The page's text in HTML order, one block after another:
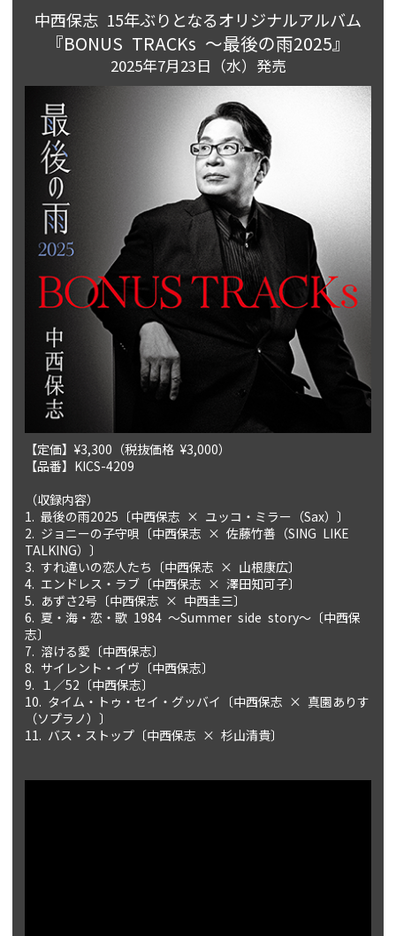
中西保志 15年ぶりとなるオリジナルアルバム
『BONUS TRACKs ～最後の雨2025』
2025年7月23日（水）発売
【定価】¥3,300（税抜価格 ¥3,000）
【品番】KICS-4209
（収録内容）
1. 最後の雨2025〔中西保志 × ユッコ・ミラー（Sax）〕
2. ジョニーの子守唄〔中西保志 × 佐藤竹善（SING LIKE
TALKING）〕
3. すれ違いの恋人たち〔中西保志 × 山根康広〕
4. エンドレス・ラブ〔中西保志 × 澤田知可子〕
5. あずさ2号〔中西保志 × 中西圭三〕
6. 夏・海・恋・歌 1984 ～Summer side story～〔中西保
志〕
7. 溶ける愛〔中西保志〕
8. サイレント・イヴ〔中西保志〕
9. １／52〔中西保志〕
10. タイム・トゥ・セイ・グッバイ〔中西保志 × 真園ありす
（ソプラノ）〕
11. バス・ストップ〔中西保志 × 杉山清貴〕